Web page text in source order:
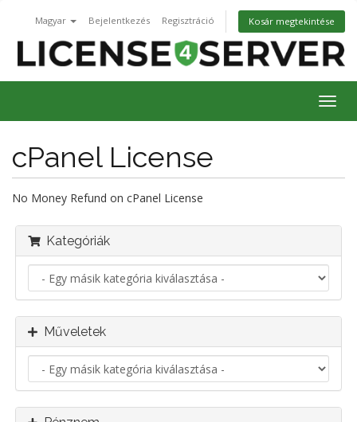
Magyar Bejelentkezés Regisztráció Kosár megtekintése
a
cPanel License
No Money Refund on cPanel License
Kategóriák
Műveletek